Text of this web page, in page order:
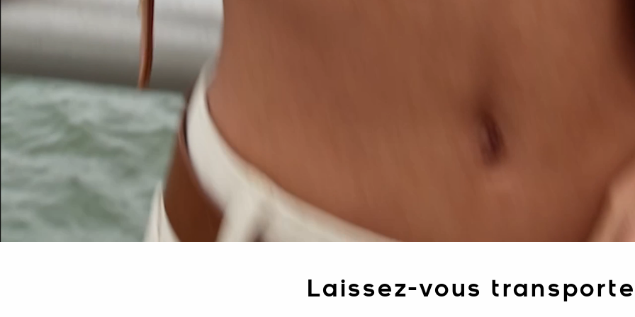
Laissez-vous